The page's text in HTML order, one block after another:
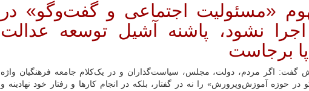
«مسئولیت اجتماعی و گفت‌و‌گو» در
نشود، پاشنه آشیل توسعه عدالت
برجاست
گفت: اگر مردم، دولت، مجلس، سیاست‌گذاران و در یک‌کلام جامعه فرهنگیان واژه
حوزه آموزش‌وپرورش» را نه در گفتار، بلکه در انجام کار‌ها و رفتار خود نهادینه و